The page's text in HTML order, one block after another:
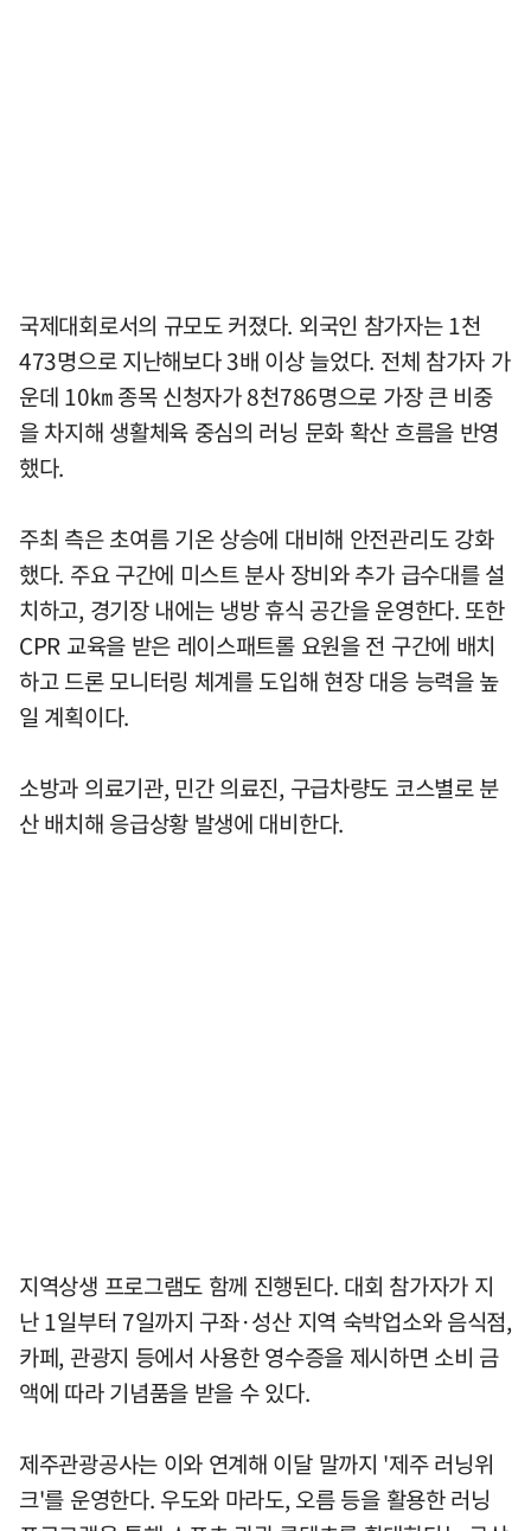
국제대회로서의 규모도 커졌다. 외국인 참가자는 1천
473명으로 지난해보다 3배 이상 늘었다. 전체 참가자 가
운데 10㎞ 종목 신청자가 8천786명으로 가장 큰 비중
을 차지해 생활체육 중심의 러닝 문화 확산 흐름을 반영
했다.
주최 측은 초여름 기온 상승에 대비해 안전관리도 강화
했다. 주요 구간에 미스트 분사 장비와 추가 급수대를 설
치하고, 경기장 내에는 냉방 휴식 공간을 운영한다. 또한
CPR 교육을 받은 레이스패트롤 요원을 전 구간에 배치
하고 드론 모니터링 체계를 도입해 현장 대응 능력을 높
일 계획이다.
소방과 의료기관, 민간 의료진, 구급차량도 코스별로 분
산 배치해 응급상황 발생에 대비한다.
지역상생 프로그램도 함께 진행된다. 대회 참가자가 지
난 1일부터 7일까지 구좌·성산 지역 숙박업소와 음식점,
카페, 관광지 등에서 사용한 영수증을 제시하면 소비 금
액에 따라 기념품을 받을 수 있다.
제주관광공사는 이와 연계해 이달 말까지 '제주 러닝위
크'를 운영한다. 우도와 마라도, 오름 등을 활용한 러닝